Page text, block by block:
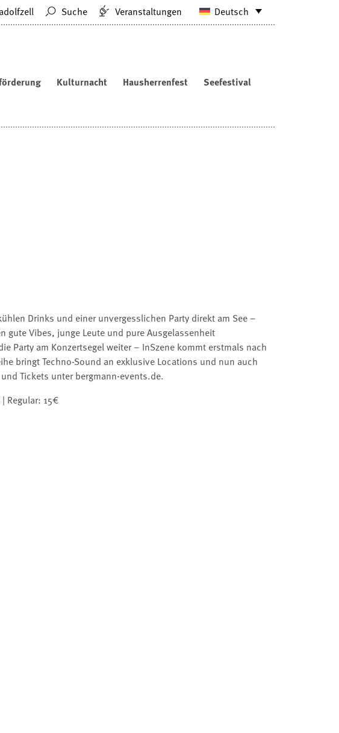
Deutsch
Suche Veranstaltungen
Kulturnacht Hausherrenfest Seefestival
Drinks und einer unvergesslichen Party direkt am See –
gute Vibes, junge Leute und pure Ausgelassenheit
Party am Konzertsegel weiter – InSzene kommt erstmals nach
bringt Techno-Sound an exklusive Locations und nun auch
Tickets unter bergmann-events.de.
Regular: 15€